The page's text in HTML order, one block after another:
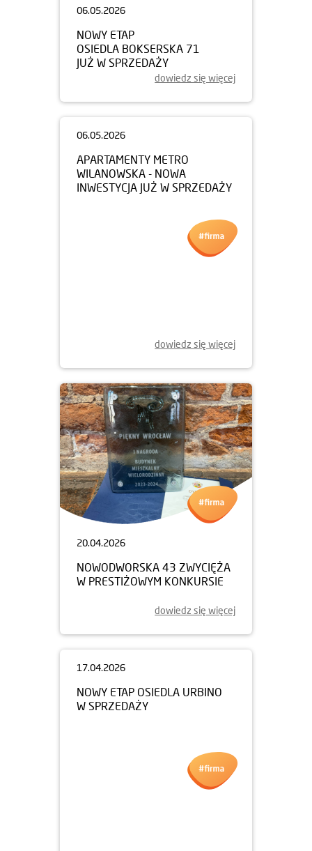
06.05.2026
NOWY ETAP
OSIEDLA BOKSERSKA 71
JUŻ W SPRZEDAŻY
dowiedz się więcej
06.05.2026
APARTAMENTY METRO
WILANOWSKA - NOWA
INWESTYCJA JUŻ W SPRZEDAŻY
dowiedz się więcej
20.04.2026
NOWODWORSKA 43 ZWYCIĘŻA
W PRESTIŻOWYM KONKURSIE
dowiedz się więcej